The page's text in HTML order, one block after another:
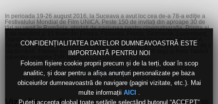
CONFIDENȚIALITATEA DATELOR DUMNEAVOASTRĂ ESTE
IMPORTANTĂ PENTRU NOI
Folosim fișiere cookie proprii precum și de la terți, doar în scop
analitic, și doar pentru a afișa anunțuri personalizate pe baza
obiceiurilor dumneavoastră de navigare (pagini vizitate, etc.). Mai
multe informații AICI
Puteți accepta global toate setările selectând butonul “ACCEPT”
În perioada 19-26 august 2016, la Suceava a avut loc cea de-a 78-a ediţie a
Festivalului Mondial de Film UNICA. Peste 150 de invitați din aproape 30 de
țări au venit în România, ghidați de pasiunea pentru cinematografie. Printre ei
Olanda, Suedia, Ucraina şi România. Aceştia au participat la Young UNICA
Workshop şi au acceptat provocarea de a realiza un scurtmetraj în decurs de o
săptămână. Traineri au fost Andreea Ştiliuc (jurnalist TVR Iaşi) şi Relu Tabără
(operator imagine TVR Iaşi).
Cap de afiș
young
unica workshop
Arată mai mult